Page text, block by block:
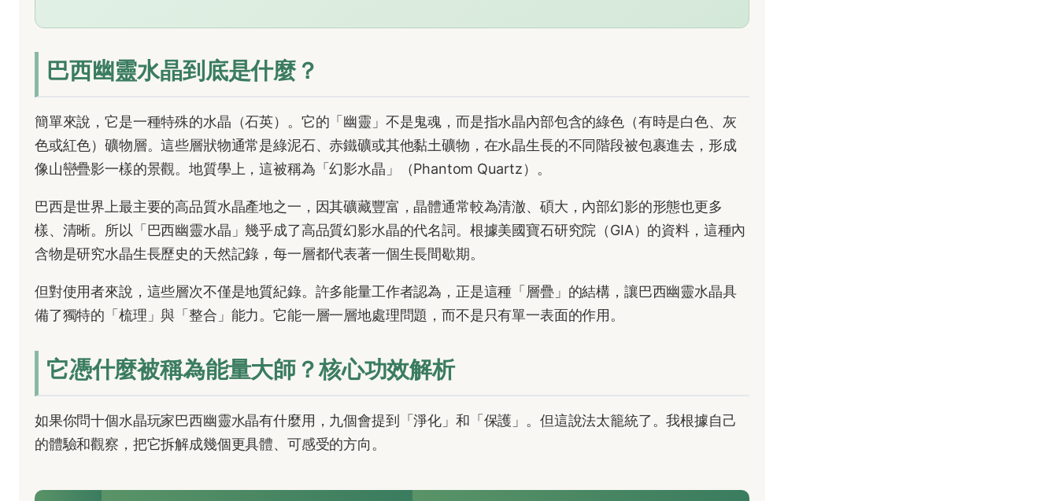
巴西幽靈水晶到底是什麼？
簡單來說，它是一種特殊的水晶（石英）。它的「幽靈」不是鬼魂，而是指水晶內部包含的綠色（有時是白色、灰
色或紅色）礦物層。這些層狀物通常是綠泥石、赤鐵礦或其他黏土礦物，在水晶生長的不同階段被包裹進去，形成
像山巒疊影一樣的景觀。地質學上，這被稱為「幻影水晶」（Phantom Quartz）。
巴西是世界上最主要的高品質水晶產地之一，因其礦藏豐富，晶體通常較為清澈、碩大，內部幻影的形態也更多
樣、清晰。所以「巴西幽靈水晶」幾乎成了高品質幻影水晶的代名詞。根據美國寶石研究院（GIA）的資料，這種內
含物是研究水晶生長歷史的天然記錄，每一層都代表著一個生長間歇期。
但對使用者來說，這些層次不僅是地質紀錄。許多能量工作者認為，正是這種「層疊」的結構，讓巴西幽靈水晶具
備了獨特的「梳理」與「整合」能力。它能一層一層地處理問題，而不是只有單一表面的作用。
它憑什麼被稱為能量大師？核心功效解析
如果你問十個水晶玩家巴西幽靈水晶有什麼用，九個會提到「淨化」和「保護」。但這說法太籠統了。我根據自己
的體驗和觀察，把它拆解成幾個更具體、可感受的方向。